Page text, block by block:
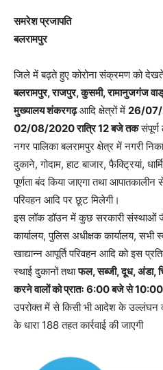
समरेश प्रजापति
बलरामपुर
जिले में बढ़ते हुए कोरोना संक्रमण को
बलरामपुर, राजपुर, कुसमी, रामानुजगंज
मुख्यालय शंकरगढ़आदि क्षेत्रों में 26/07/
02/08/2020 रात्रि 12 बजे तकसंपूर्ण
नगर पालिका बलरामपुर क्षेत्र में नगरी
दुकाने, गोदाम, हाट बाजार, फैक्ट्रियां,
पूर्णता बंद किया जाएगा तथा
परिवहन आदि पर छूट मिलेगी।
इस लॉक डॉउन में कुछ सरकारी संस्थाओं
कार्यालय, पुलिस अधीक्षक कार्यालय, सभी
खाद्यान्न आपूर्ति परिवहन आदि को इस
स्थाई दुकानों तथाफल, सब्जी, दूध, अंडा,
करने वालों को प्रातः 6:00 बजे से
उपरोक्त में से किसी भी आदेश के उल्लंघन
के धारा 188 तहत कार्रवाई की जाएगी